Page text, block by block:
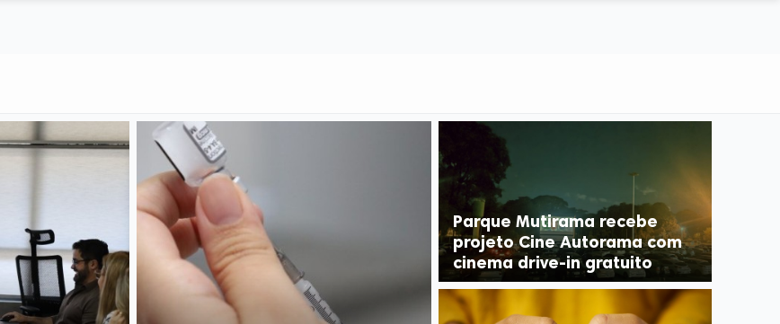
Parque Mutirama recebe
projeto Cine Autorama com
cinema drive-in gratuito